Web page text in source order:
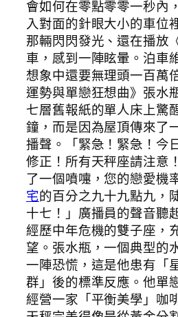
會如何在零點零零一秒內
入對面的針眼大小的車位
那輛閃閃發光、還在播放
車，感到一陣眩暈。泊車
想象中還要無理頭一百萬
運勢與單戀狂想曲》張水
七層舊報紙的單人床上驚
鐘，而是因為屋頂傳來了
播聲。「緊急！緊急！今
修正！所有天秤座請注意
了一個噴嚏，您的戀愛機
宅的百分之九十九點九，
十七！」廣播員的聲音聽
經歷中年危機的雙子座，
望。張水瓶，一個典型的
一陣恐慌，這是他患有「
群」後的標準反應。他單
經營一家「平衡美學」咖